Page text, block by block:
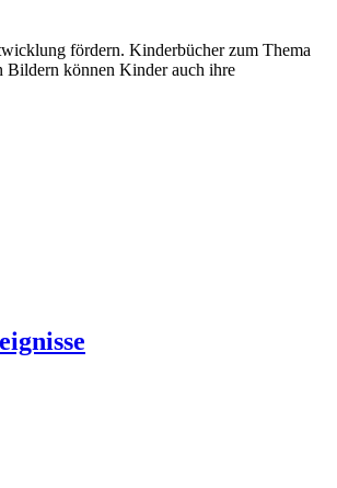
fördern. Kinderbücher zum Thema
Bildern können Kinder auch ihre